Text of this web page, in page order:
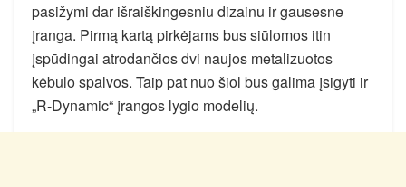
pasižymi dar išraiškingesniu dizainu ir gausesne
įranga. Pirmą kartą pirkėjams bus siūlomos itin
įspūdingai atrodančios dvi naujos metalizuotos
kėbulo spalvos. Taip pat nuo šiol bus galima įsigyti ir
„R-Dynamic“ įrangos lygio modelių.